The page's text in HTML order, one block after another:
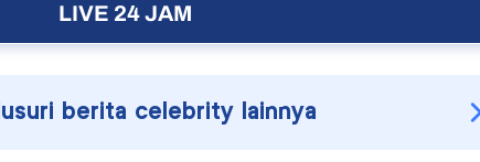
LIVE 24 JAM
berita celebrity lainnya